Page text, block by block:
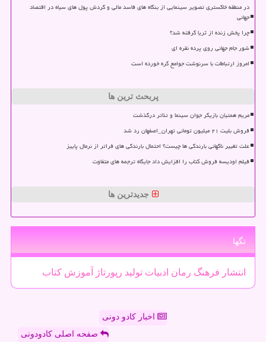
در منطقه خاکستری تصویر سینمایی از بنگاه های فاسد مالی و گردش پول های سیاه در اقتصاد
جهانی
چرا پخش زنده از ثریا گرفته شد؟
شور جام جهانی روی پرده نقره ای
امروز ارتباطات با سرنوشت جوامع گره خورده است
پربحث ترین ها
مریم همتیان بازیگر جوان سینما و تئاتر درگذشت
فروش بلیت ۲۱ میلیون تومانی تهران_اصفهان رد شد
علت تغییر ناگهانی بارندگی ها چیست؟ احتمال بارندگی های فراتر از نرمال پاییز
فیلم اودیسه فروش کتاب را افزایش داد جایگاه ترجمه های متفاوت
جدیدترین ها
تگها
انتشار فرهنگ رمان ادبیات تولید رپورتاژ آموزش كتاب
اخبار کادو دونی
صفحه اصلی کادودونی